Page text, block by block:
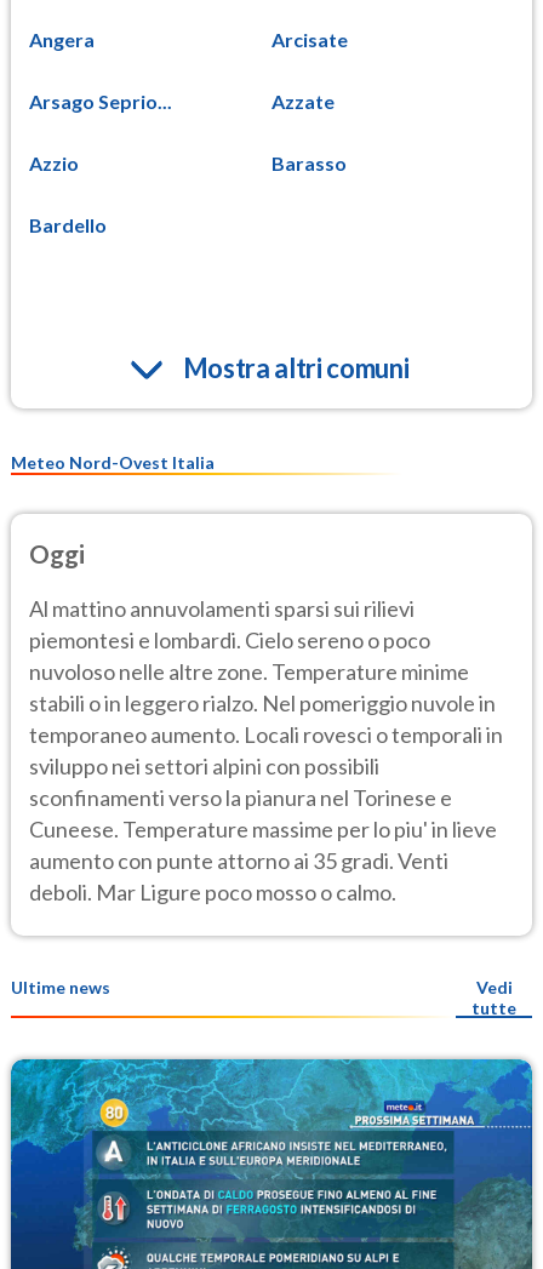
Angera Arcisate
Arsago Seprio... Azzate
Azzio Barasso
Bardello
Mostra altri comuni
Meteo Nord-Ovest Italia
Oggi
Al mattino annuvolamenti sparsi sui rilievi
piemontesi e lombardi. Cielo sereno o poco
nuvoloso nelle altre zone. Temperature minime
stabili o in leggero rialzo. Nel pomeriggio nuvole in
temporaneo aumento. Locali rovesci o temporali in
sviluppo nei settori alpini con possibili
sconfinamenti verso la pianura nel Torinese e
Cuneese. Temperature massime per lo piu' in lieve
aumento con punte attorno ai 35 gradi. Venti
deboli. Mar Ligure poco mosso o calmo.
Ultime news
Vedi
tutte